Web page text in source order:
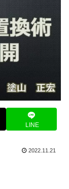
LINE
2022.11.21